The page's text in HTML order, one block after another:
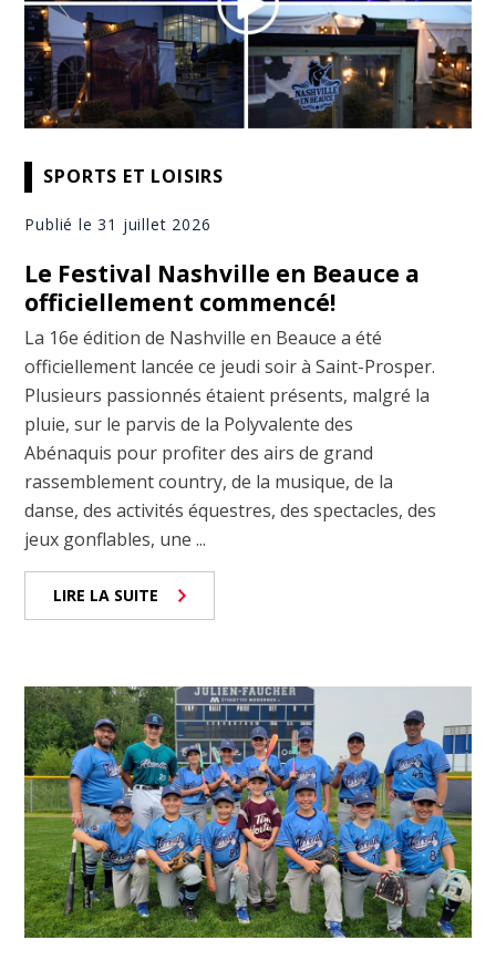
SPORTS ET LOISIRS
Publié le 31 juillet 2026
Le Festival Nashville en Beauce a
officiellement commencé!
La 16e édition de Nashville en Beauce a été
officiellement lancée ce jeudi soir à Saint-Prosper.
Plusieurs passionnés étaient présents, malgré la
pluie, sur le parvis de la Polyvalente des
Abénaquis pour profiter des airs de grand
rassemblement country, de la musique, de la
danse, des activités équestres, des spectacles, des
jeux gonflables, une ...
LIRE LA SUITE